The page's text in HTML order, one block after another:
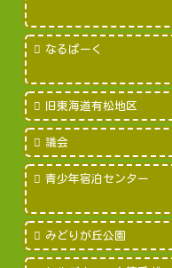
なるぱーく
旧東海道有松地区
議会
青少年宿泊センター
みどりが丘公園